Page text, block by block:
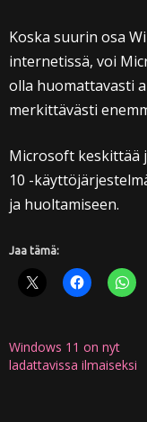
Koska suurin osa
internetissä, voi
olla huomattavasti
merkittävästi
Microsoft keskittää
10 -
ja huoltamiseen.
Jaa tämä:
Windows 11 on nyt
ladattavissa ilmaiseksi